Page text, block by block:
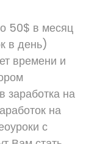
50$ в месяц
в день)
времени и
заработка на
на
с